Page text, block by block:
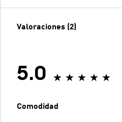
Valoraciones (2)
5.0
Comodidad